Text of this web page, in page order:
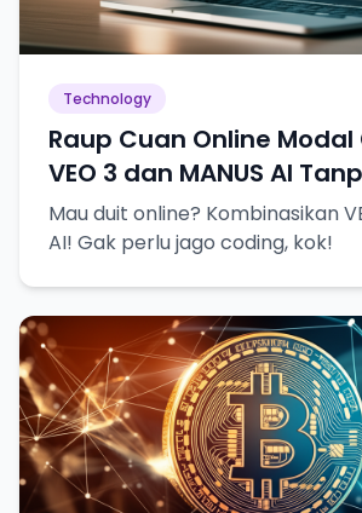
Technology
Raup Cuan Online Modal
VEO 3 dan MANUS AI
Mau duit online? Kombinasikan
AI! Gak perlu jago coding, kok!